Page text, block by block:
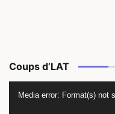
Coups d’LAT
Media error: Format(s) not